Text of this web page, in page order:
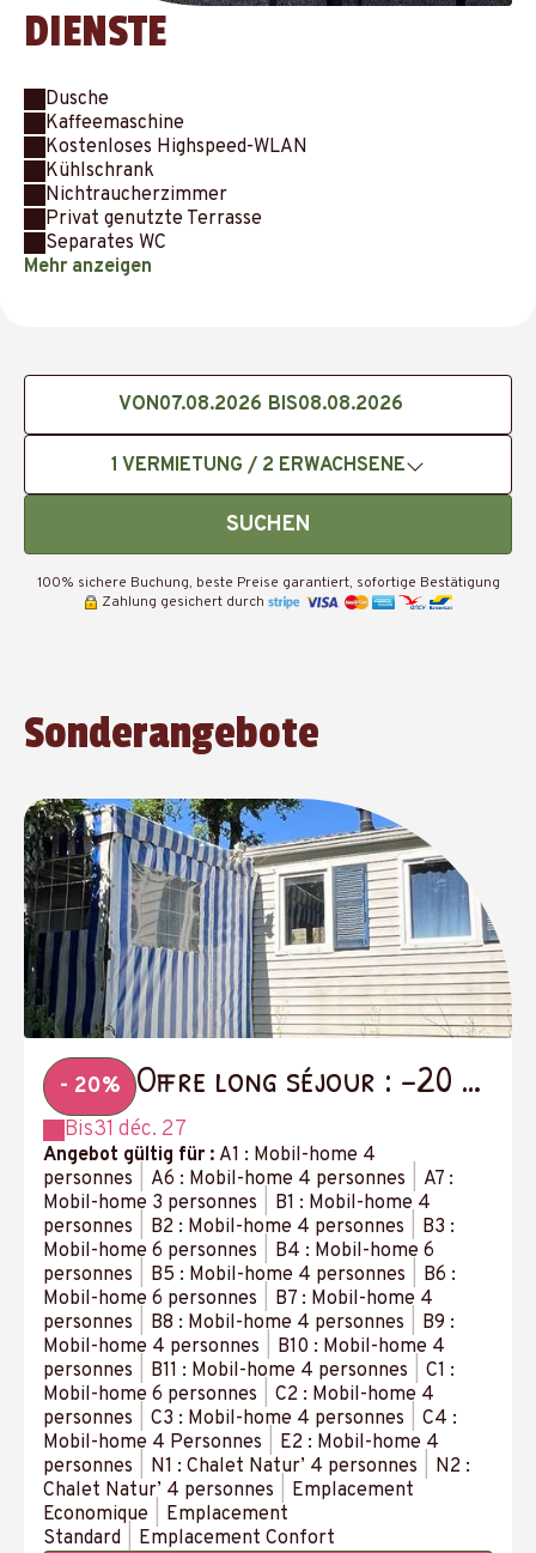
DIENSTE
Dusche
Kaffeemaschine
Kostenloses Highspeed-WLAN
Kühlschrank
Nichtraucherzimmer
Privat genutzte Terrasse
Separates WC
Mehr anzeigen
VON BIS
1 VERMIETUNG / 2 ERWACHSENE
SUCHEN
100% sichere Buchung, beste Preise garantiert, sofortige Bestätigung
Zahlung gesichert durch
Sonderangebote
- 20%
Offre long séjour : -20 %
à partir de 14 nuits
Bis31 déc. 27
Angebot gültig für : A1 : Mobil-home 4
personnes
A6 : Mobil-home 4 personnes
A7 :
Mobil-home 3 personnes
B1 : Mobil-home 4
personnes
B2 : Mobil-home 4 personnes
B3 :
Mobil-home 6 personnes
B4 : Mobil-home 6
personnes
B5 : Mobil-home 4 personnes
B6 :
Mobil-home 6 personnes
B7 : Mobil-home 4
personnes
B8 : Mobil-home 4 personnes
B9 :
Mobil-home 4 personnes
B10 : Mobil-home 4
personnes
B11 : Mobil-home 4 personnes
C1 :
Mobil-home 6 personnes
C2 : Mobil-home 4
personnes
C3 : Mobil-home 4 personnes
C4 :
Mobil-home 4 Personnes
E2 : Mobil-home 4
personnes
N1 : Chalet Natur’ 4 personnes
N2 :
Chalet Natur’ 4 personnes
Emplacement
Economique
Emplacement
Standard
Emplacement Confort